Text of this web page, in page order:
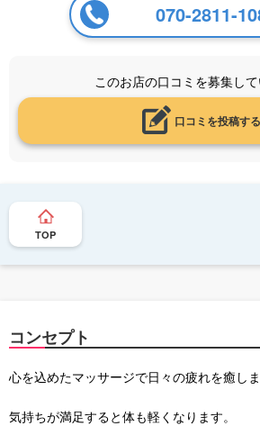
070-2811-
このお店の口コミを募集して
口コミを投稿する
TOP
コンセプト
心を込めたマッサージで日々の疲れを癒し
気持ちが満足すると体も軽くなります。